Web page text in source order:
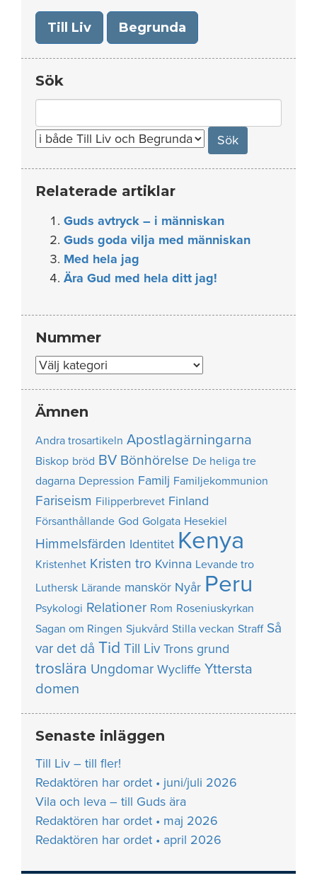
Till Liv Begrunda
Sök
for:
Relaterade artiklar
Guds avtryck – i människan
Guds goda vilja med människan
Med hela jag
Ära Gud med hela ditt jag!
Nummer
Nummer
Ämnen
Andra trosartikeln Apostlagärningarna
Biskop bröd BV Bönhörelse De heliga tre
dagarna Depression Familj Familjekommunion
Fariseism Filipperbrevet Finland
Försanthållande God Golgata Hesekiel
Himmelsfärden Identitet Kenya
Kristenhet Kristen tro Kvinna Levande tro
Luthersk Lärande manskör Nyår Peru
Psykologi Relationer Rom Roseniuskyrkan
Sagan om Ringen Sjukvård Stilla veckan Straff Så
var det då Tid Till Liv Trons grund
troslära Ungdomar Wycliffe Yttersta
domen
Senaste inläggen
Till Liv – till fler!
Redaktören har ordet • juni/juli 2026
Vila och leva – till Guds ära
Redaktören har ordet • maj 2026
Redaktören har ordet • april 2026